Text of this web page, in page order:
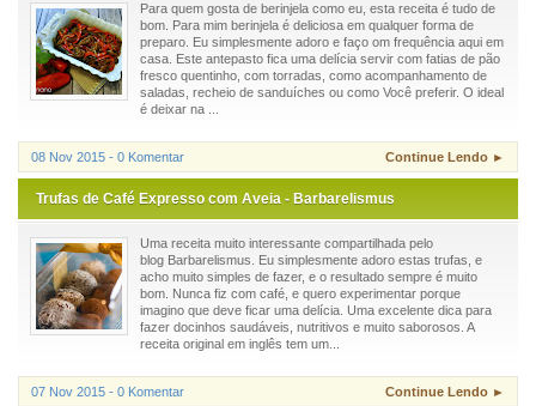
Para quem gosta de berinjela como eu, esta receita é tudo de
bom. Para mim berinjela é deliciosa em qualquer forma de
preparo. Eu simplesmente adoro e faço om frequência aqui em
casa. Este antepasto fica uma delícia servir com fatias de pão
fresco quentinho, com torradas, como acompanhamento de
saladas, recheio de sanduíches ou como Você preferir. O ideal
é deixar na ...
08 Nov 2015 - 0 Komentar Continue Lendo ►
Trufas de Café Expresso com Aveia - Barbarelismus
Uma receita muito interessante compartilhada pelo
blog Barbarelismus. Eu simplesmente adoro estas trufas, e
acho muito simples de fazer, e o resultado sempre é muito
bom. Nunca fiz com café, e quero experimentar porque
imagino que deve ficar uma delícia. Uma excelente dica para
fazer docinhos saudáveis, nutritivos e muito saborosos. A
receita original em inglês tem um...
07 Nov 2015 - 0 Komentar Continue Lendo ►